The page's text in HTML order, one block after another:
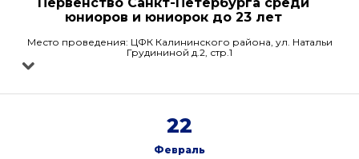
юниоров и юниорок до 23 лет
Место проведения: ЦФК Калининского района, ул. Натальи
Грудининой д.2, стр.1
22
Февраль